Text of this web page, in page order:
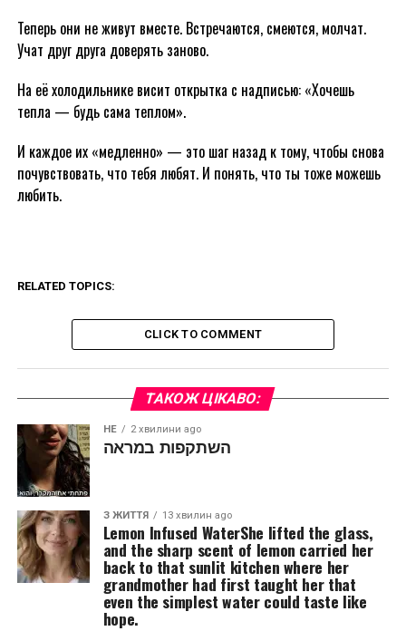
Теперь они не живут вместе. Встречаются, смеются, молчат.
Учат друг друга доверять заново.
На её холодильнике висит открытка с надписью: «Хочешь
тепла — будь сама теплом».
И каждое их «медленно» — это шаг назад к тому, чтобы снова
почувствовать, что тебя любят. И понять, что ты тоже можешь
любить.
RELATED TOPICS:
CLICK TO COMMENT
ТАКОЖ ЦІКАВО:
HE 2 хвилини ago
השתקפות במראה
З ЖИТТЯ 13 хвилин ago
Lemon Infused WaterShe lifted the glass,
and the sharp scent of lemon carried her
back to that sunlit kitchen where her
grandmother had first taught her that
even the simplest water could taste like
hope.